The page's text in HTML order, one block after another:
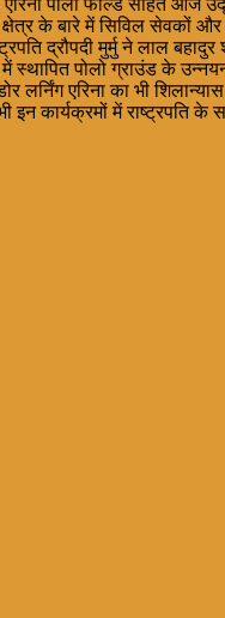
के बारे में सिविल सेवकों और
द्रौपदी मुर्मु ने लाल
स्थापित पोलो ग्राउंड के
लर्निंग एरिना का भी
इन कार्यक्रमों में राष्ट्रपति के